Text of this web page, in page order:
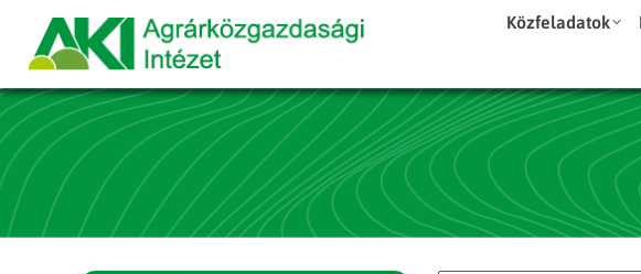
Közfeladatok